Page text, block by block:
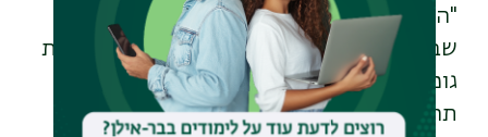
"החיים שלי השתנו אחרי 7 באוקטובר. מה
שבאמת מחזיק אותי, אלה הנכדות שלי ופעילות
גופנית, חדר כושר ושחייה. ברור לי שנחוצה
תחזוקה עצמית, ואני גם בטיפול, שזה הכרחי".